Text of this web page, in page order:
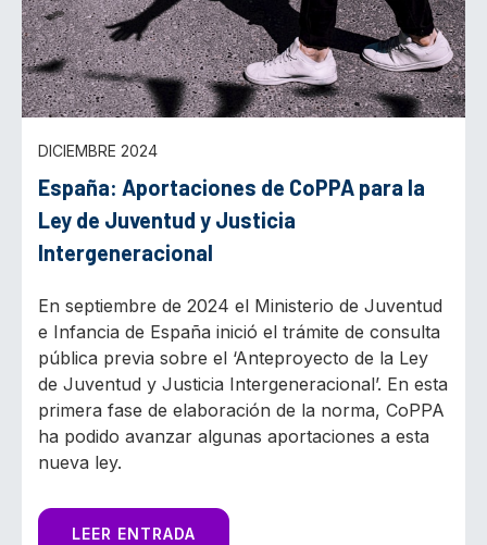
DICIEMBRE 2024
España: Aportaciones de CoPPA para la
Ley de Juventud y Justicia
Intergeneracional
En septiembre de 2024 el Ministerio de Juventud
e Infancia de España inició el trámite de consulta
pública previa sobre el ‘Anteproyecto de la Ley
de Juventud y Justicia Intergeneracional’. En esta
primera fase de elaboración de la norma, CoPPA
ha podido avanzar algunas aportaciones a esta
nueva ley.
LEER ENTRADA